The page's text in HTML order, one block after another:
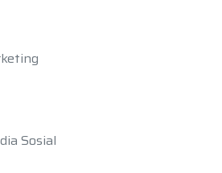
Sosial